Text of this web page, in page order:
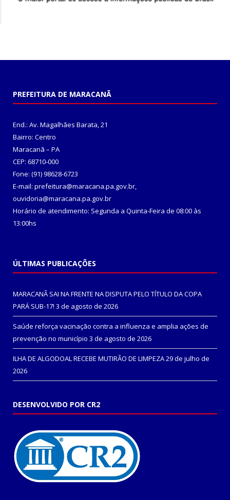
PREFEITURA DE MARACANÃ
End.: Av. Magalhães Barata, 21
Bairro: Centro
Maracanã – PA
CEP: 68710-000
Fone: (91) 98628-6723
E-mail: prefeitura@maracana.pa.gov.br,
ouvidoria@maracana.pa.gov.br
Horário de atendimento: Segunda a Quinta-Feira de 08:00 às
13:00hs
ÚLTIMAS PUBLICAÇÕES
MARACANÃ SAI NA FRENTE NA DISPUTA PELO TÍTULO DA COPA
PARÁ SUB-17! 3 de agosto de 2026
Saúde reforça vacinação contra a influenza e amplia ações de
prevenção no município 3 de agosto de 2026
ILHA DE ALGODOAL RECEBE MUTIRÃO DE LIMPEZA29 de julho de
2026
DESENVOLVIDO POR CR2